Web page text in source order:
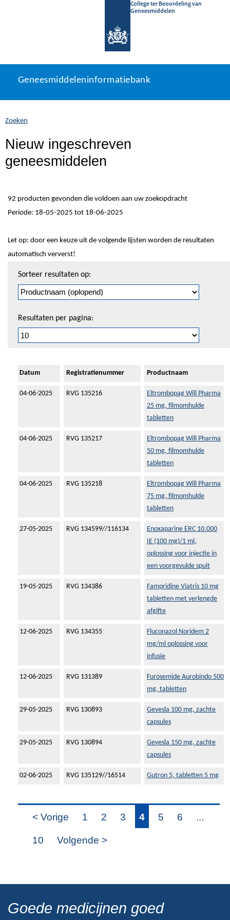
College ter Beoordeling van
Geneesmiddelen
naar
Geneesmiddeleninformatiebank
U
zich
hier:
Geneesmiddeleninformatiebank
Zoeken
Nieuw ingeschreven
geneesmiddelen
92 producten gevonden die voldoen aan uw zoekopdracht
Periode: 18-05-2025 tot 18-06-2025
Let op: door een keuze uit de volgende lijsten worden de resultaten
automatisch ververst!
pagineren
Sorteer resultaten op:
Resultaten per pagina:
Datum Registratienummer Productnaam
04-06-2025 RVG 135216
Eltrombopag Will Pharma
25 mg, filmomhulde
tabletten
04-06-2025 RVG 135217
Eltrombopag Will Pharma
50 mg, filmomhulde
tabletten
04-06-2025 RVG 135218
Eltrombopag Will Pharma
75 mg, filmomhulde
tabletten
27-05-2025 RVG 134599//116134
Enoxaparine ERC 10.000
IE (100 mg)/1 ml,
oplossing voor injectie in
een voorgevulde spuit
19-05-2025 RVG 134386
Fampridine Viatris 10 mg
tabletten met verlengde
afgifte
12-06-2025 RVG 134355
Fluconazol Noridem 2
mg/ml oplossing voor
infusie
12-06-2025 RVG 131389
Furosemide Aurobindo 500
mg, tabletten
29-05-2025 RVG 130893
Gevesla 100 mg, zachte
capsules
29-05-2025 RVG 130894
Gevesla 150 mg, zachte
capsules
02-06-2025 RVG 135129//16514 Gutron 5, tabletten 5 mg
< Vorige 1 2 3 4 5 6 ...
10 Volgende >
Goede medicijnen goed